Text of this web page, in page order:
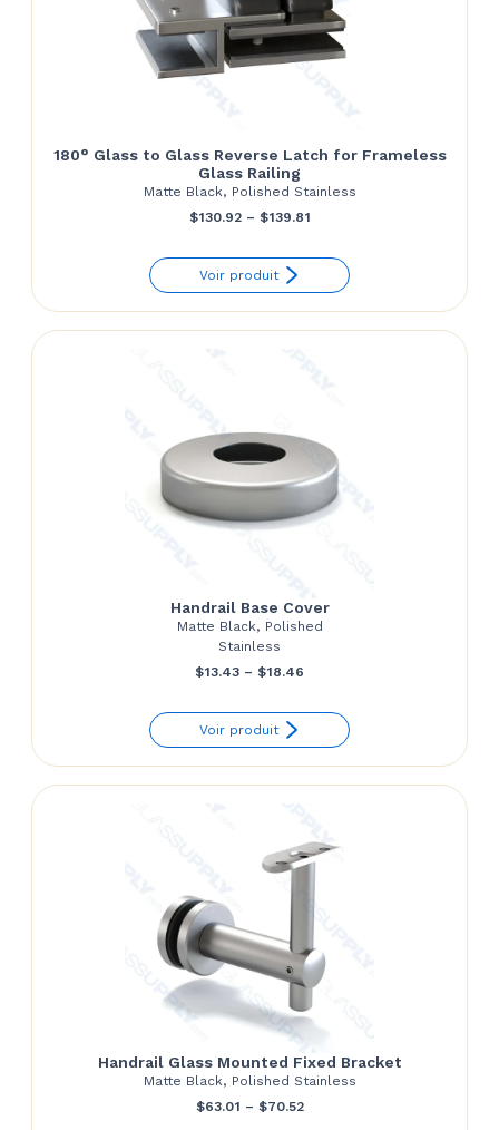
180° Glass to Glass Reverse Latch for Frameless
Glass Railing
Matte Black, Polished Stainless
$130.92 – $139.81Price
$130.92
through
Voir produit
Handrail Base Cover
Matte Black, Polished
Stainless
$13.43 – $18.46
through
Voir produit
Handrail Glass Mounted Fixed Bracket
Matte Black, Polished Stainless
$63.01 – $70.52Price